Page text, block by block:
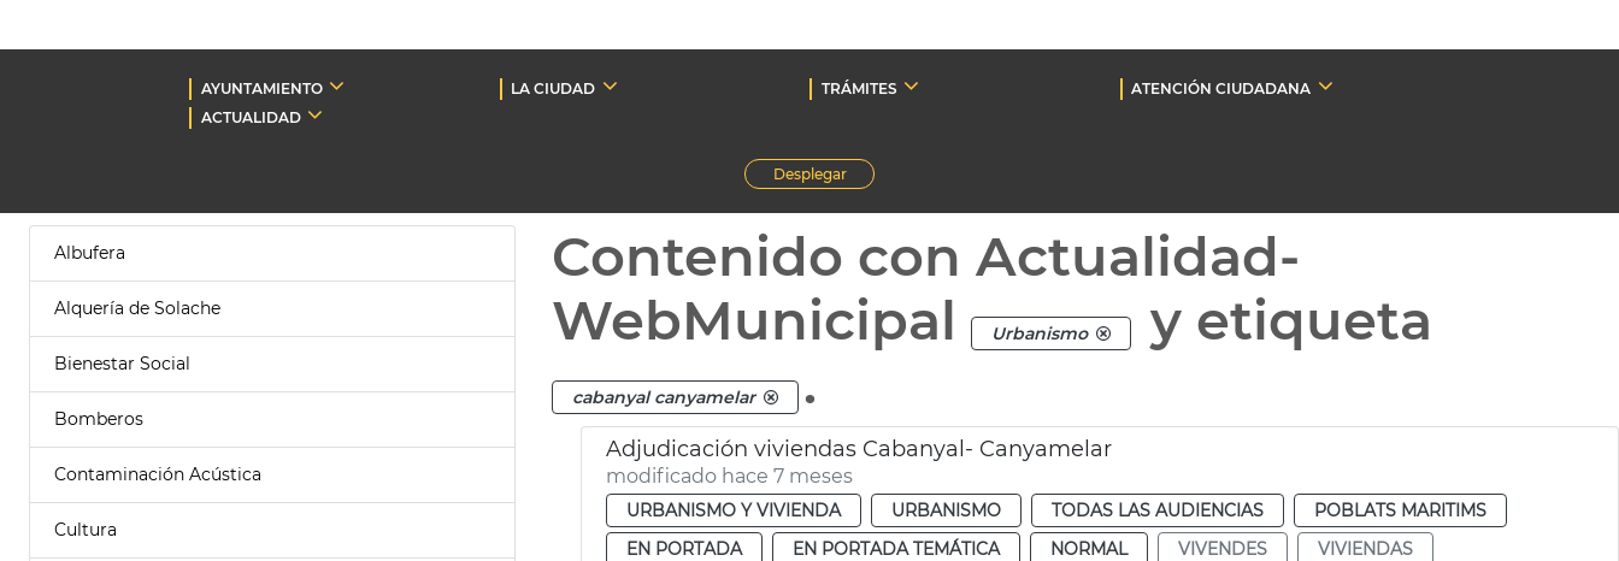
AYUNTAMIENTO LA CIUDAD TRÁMITES
ATENCIÓN CIUDADANA
ACTUALIDAD
Desplegar
Albufera
Alquería de Solache
Bienestar Social
Bomberos
Contaminación Acústica
Cultura
Contenido con Actualidad-
WebMunicipal
Urbanismo y etiqueta
cabanyal canyamelar .
Adjudicación viviendas Cabanyal- Canyamelar
modificado hace 7 meses
URBANISMO Y VIVIENDA URBANISMO TODAS LAS AUDIENCIAS
POBLATS MARITIMS
EN PORTADA
EN PORTADA TEMÁTICA NORMAL VIVENDES
VIVIENDAS